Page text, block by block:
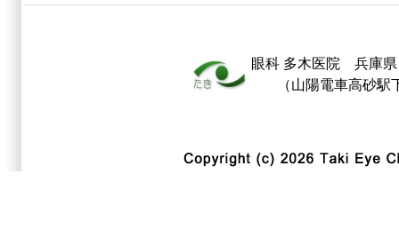
眼科 多木医院 兵庫県
（山陽電車高砂駅